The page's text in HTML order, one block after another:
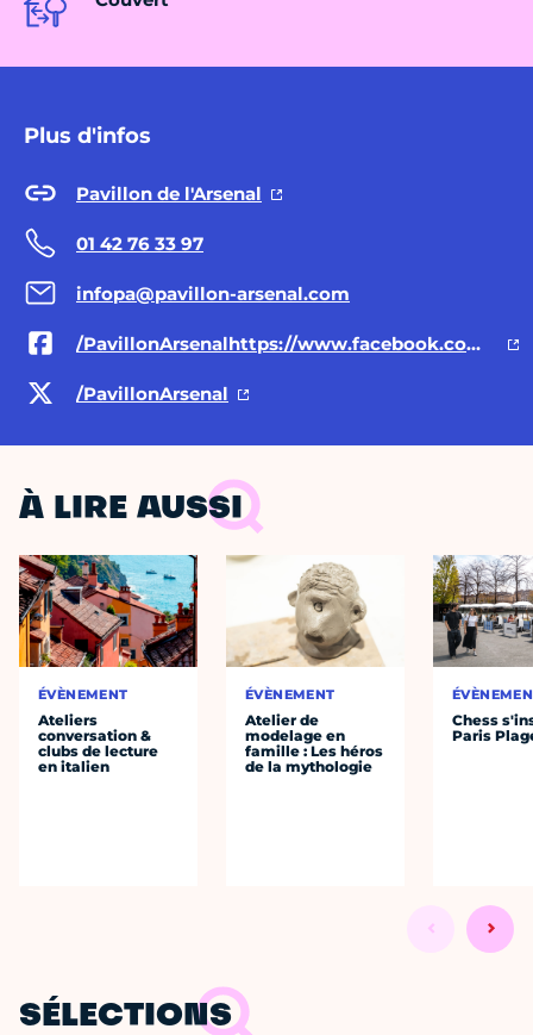
Plus d'infos
Pavillon de l'Arsenal
01 42 76 33 97
infopa@pavillon-arsenal.com
/PavillonArsenalhttps://www.facebook.com/PavillonArsenal
/PavillonArsenal
À LIRE AUSSI
ÉVÈNEMENT
Ateliers
conversation &
clubs de lecture
en italien
ÉVÈNEMENT
Atelier de
modelage en
famille : Les héros
de la mythologie
Chess
Paris
SÉLECTIONS